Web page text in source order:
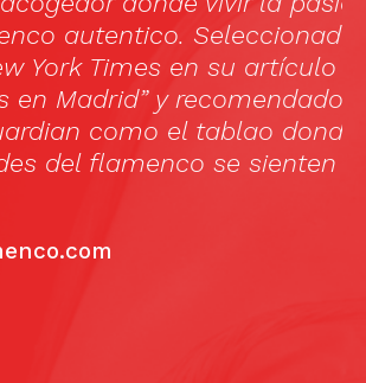
autentico. Seleccionado
Times en su artículo
Madrid” y recomendado
como el tablao donde
del flamenco se sienten en